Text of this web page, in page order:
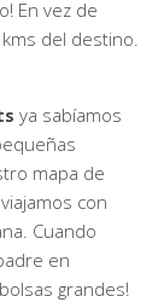
En vez de
kms del destino.
ya sabíamos
mapa de
con
Cuando
en
grandes!